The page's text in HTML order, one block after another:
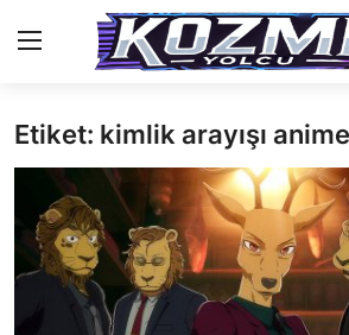
Anasayfa
Genel
İletişim
Anime Önerileri
Etiket: kimlik arayışı